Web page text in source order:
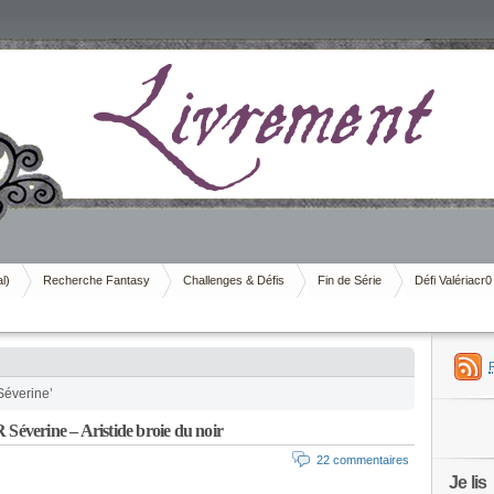
Recherche Fantasy Challenges & Défis Fin de Série Défi Valériacr0
– Aristide broie du noir
22 commentaires
Je lis